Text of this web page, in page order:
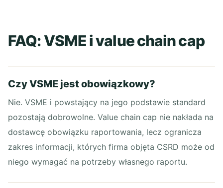
FAQ: VSME i value chain cap
Czy VSME jest obowiązkowy?
Nie. VSME i powstający na jego podstawie standard
pozostają dobrowolne. Value chain cap nie nakłada na
dostawcę obowiązku raportowania, lecz ogranicza
zakres informacji, których firma objęta CSRD może od
niego wymagać na potrzeby własnego raportu.